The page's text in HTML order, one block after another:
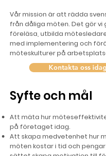
Vår mission är att rädda
från dåliga möten. Det gör vi
föreläsa, utbilda
med implementering och
möteskulturer på
Kontakta oss idag
Syfte och mål
Att mäta hur
på företaget idag.
Att skapa medvetenhet hur
möten kostar i tid och